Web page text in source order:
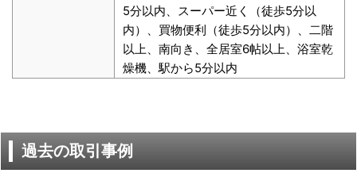
5分以内、スーパー近く（徒歩5分以
内）、買物便利（徒歩5分以内）、二階
以上、南向き、全居室6帖以上、浴室乾
燥機、駅から5分以内
過去の取引事例